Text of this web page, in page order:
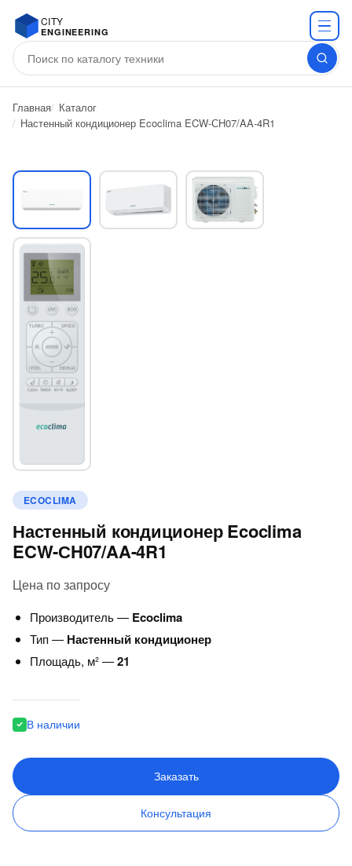
CITY
ENGINEERING
Главная Каталог
Настенный кондиционер Ecoclima ECW-СH07/AA-4R1
ECOCLIMA
Настенный кондиционер Ecoclima
ECW-СH07/AA-4R1
Цена по запросу
Производитель — Ecoclima
Тип — Настенный кондиционер
Площадь, м² —21
В наличии
Заказать
Консультация